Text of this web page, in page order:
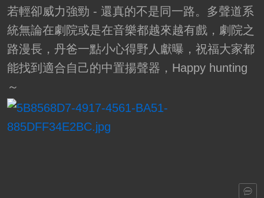
若輕卻威力強勁 - 還真的不是同一路。多聲道系
統無論在劇院或是在音樂都越來越有戲，劇院之
路漫長，丹爸一點小心得野人獻曝，祝福大家都
能找到適合自己的中置揚聲器，Happy hunting
～